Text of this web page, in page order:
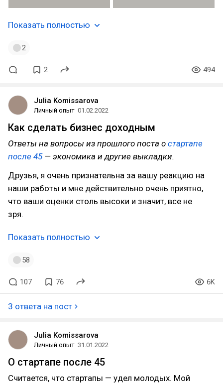
Показать полностью
2
2 494
Julia Komissarova
Личный опыт 01.02.2022
Как сделать бизнес доходным
Ответы на вопросы из прошлого поста о стартапе
после 45— экономика и другие выкладки.
Друзья, я очень признательна за вашу реакцию на
наши работы и мне действительно очень приятно,
что ваши оценки столь высоки и значит, все не
зря.
Показать полностью
58
107 76 6K
3 ответа на пост
Julia Komissarova
Личный опыт 31.01.2022
О стартапе после 45
Считается, что стартапы — удел молодых. Мой